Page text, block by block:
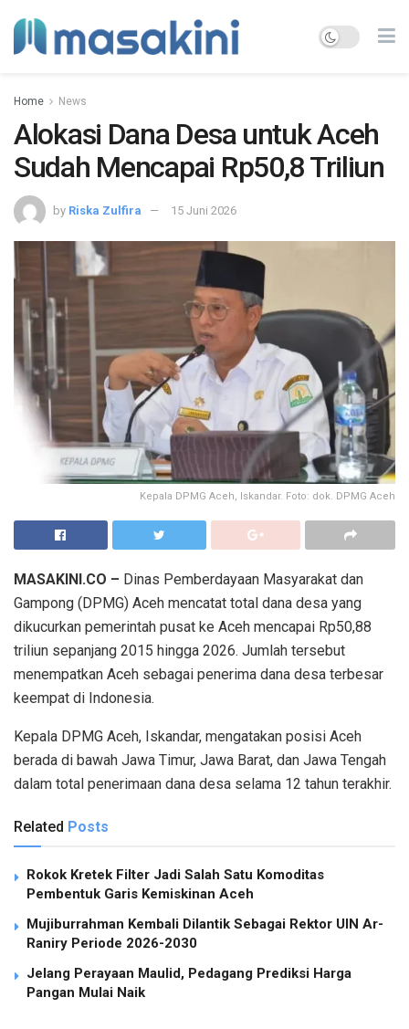
Home News
Alokasi Dana Desa untuk Aceh
Sudah Mencapai Rp50,8 Triliun
by Riska Zulfira 15 Juni 2026
Kepala DPMG Aceh, Iskandar. Foto: dok. DPMG Aceh
MASAKINI.CO – Dinas Pemberdayaan Masyarakat dan
Gampong (DPMG) Aceh mencatat total dana desa yang
dikucurkan pemerintah pusat ke Aceh mencapai Rp50,88
triliun sepanjang 2015 hingga 2026. Jumlah tersebut
menempatkan Aceh sebagai penerima dana desa terbesar
keempat di Indonesia.
Kepala DPMG Aceh, Iskandar, mengatakan posisi Aceh
berada di bawah Jawa Timur, Jawa Barat, dan Jawa Tengah
dalam total penerimaan dana desa selama 12 tahun terakhir.
Related Posts
Rokok Kretek Filter Jadi Salah Satu Komoditas
Pembentuk Garis Kemiskinan Aceh
Mujiburrahman Kembali Dilantik Sebagai Rektor UIN Ar-
Raniry Periode 2026-2030
Jelang Perayaan Maulid, Pedagang Prediksi Harga
Pangan Mulai Naik